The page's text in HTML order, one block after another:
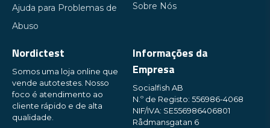
Ajuda para Problemas de
Abuso
Sobre Nós
Nordictest
Somos uma loja online que
vende autotestes. Nosso
foco é atendimento ao
cliente rápido e de alta
qualidade.
Informações da
Empresa
Socialfish AB
N.º de Registo: 556986-4068
NIF/IVA: SE556986406801
Rådmansgatan 6